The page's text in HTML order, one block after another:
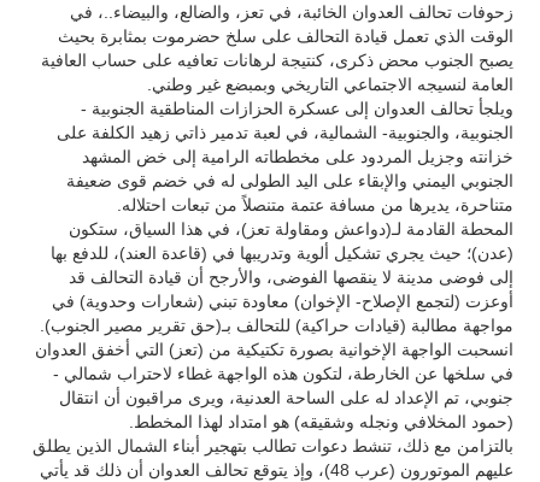
زحوفات تحالف العدوان الخائبة، في تعز، والضالع، والبيضاء..، في
الوقت الذي تعمل قيادة التحالف على سلخ حضرموت بمثابرة بحيث
يصبح الجنوب محض ذكرى، كنتيجة لرهانات تعافيه على حساب العافية
العامة لنسيجه الاجتماعي التاريخي وبمبضع غير وطني.
ويلجأ تحالف العدوان إلى عسكرة الحزازات المناطقية الجنوبية -
الجنوبية، والجنوبية- الشمالية، في لعبة تدمير ذاتي زهيد الكلفة على
خزانته وجزيل المردود على مخططاته الرامية إلى خض المشهد
الجنوبي اليمني والإبقاء على اليد الطولى له في خضم قوى ضعيفة
متناحرة، يديرها من مسافة عتمة متنصلاً من تبعات احتلاله.
المحطة القادمة لـ(دواعش ومقاولة تعز)، في هذا السياق، ستكون
(عدن)؛ حيث يجري تشكيل ألوية وتدريبها في (قاعدة العند)، للدفع بها
إلى فوضى مدينة لا ينقصها الفوضى، والأرجح أن قيادة التحالف قد
أوعزت (لتجمع الإصلاح- الإخوان) معاودة تبني (شعارات وحدوية) في
مواجهة مطالبة (قيادات حراكية) للتحالف بـ(حق تقرير مصير الجنوب).
انسحبت الواجهة الإخوانية بصورة تكتيكية من (تعز) التي أخفق العدوان
في سلخها عن الخارطة، لتكون هذه الواجهة غطاء لاحتراب شمالي -
جنوبي، تم الإعداد له على الساحة العدنية، ويرى مراقبون أن انتقال
(حمود المخلافي ونجله وشقيقه) هو امتداد لهذا المخطط.
بالتزامن مع ذلك، تنشط دعوات تطالب بتهجير أبناء الشمال الذين يطلق
عليهم الموتورون (عرب 48)، وإذ يتوقع تحالف العدوان أن ذلك قد يأتي